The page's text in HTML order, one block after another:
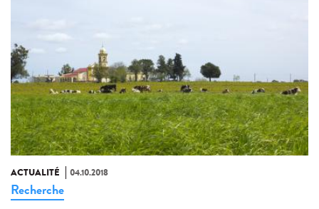
ACTUALITÉ 04.10.2018
Recherche